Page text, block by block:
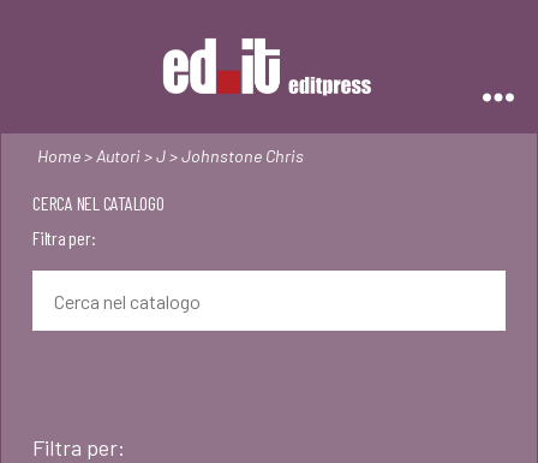
Home> Autori>J> Johnstone Chris
CERCA NEL CATALOGO
Filtra per:
Filtra per: